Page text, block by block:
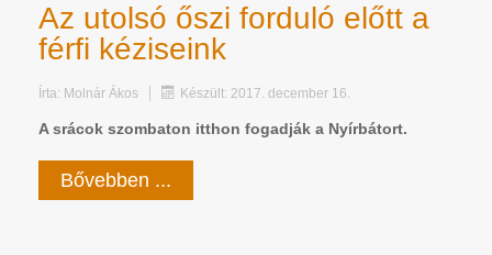
Az utolsó őszi forduló előtt a
férfi kéziseink
Írta: Molnár Ákos Készült: 2017. december 16.
A srácok szombaton itthon fogadják a Nyírbátort.
Bővebben ...